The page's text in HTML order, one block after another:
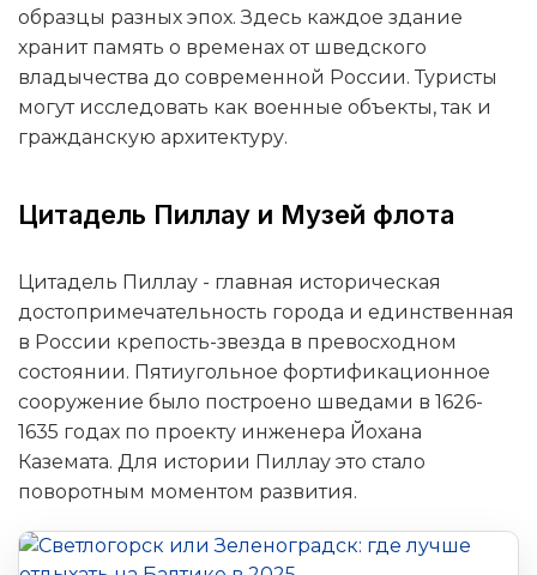
образцы разных эпох. Здесь каждое здание
хранит память о временах от шведского
владычества до современной России. Туристы
могут исследовать как военные объекты, так и
гражданскую архитектуру.
Цитадель Пиллау и Музей флота
Цитадель Пиллау - главная историческая
достопримечательность города и единственная
в России крепость-звезда в превосходном
состоянии. Пятиугольное фортификационное
сооружение было построено шведами в 1626-
1635 годах по проекту инженера Йохана
Каземата. Для истории Пиллау это стало
поворотным моментом развития.